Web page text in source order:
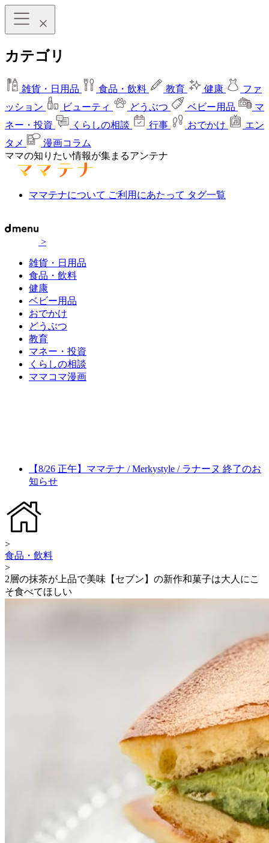
カテゴリ
雑貨・日用品 食品・飲料 教育 健康
ファ
ッション
ビューティ どうぶつ ベビー用品
マ
ネー・投資
くらしの相談 行事 おでかけ
エン
タメ
漫画コラム
ママの知りたい情報が集まるアンテナ
ママテナについて ご利用にあたって タグ一覧
>
雑貨・日用品
食品・飲料
健康
ベビー用品
おでかけ
どうぶつ
教育
マネー・投資
くらしの相談
ママコマ漫画
【8/26 正午】ママテナ / Merkystyle / ラナーヌ 終了のお
知らせ
>
食品・飲料
>
2層の抹茶が上品で美味【セブン】の新作和菓子は大人にこ
そ食べてほしい